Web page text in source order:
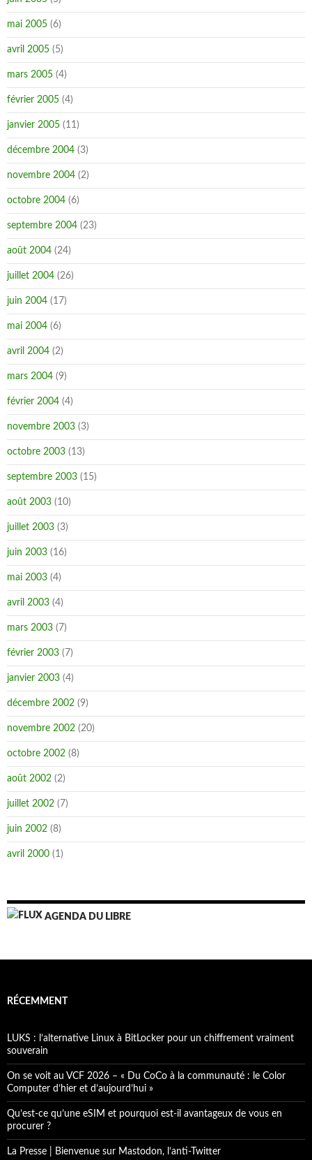
mai 2005 (6)
avril 2005 (5)
mars 2005 (4)
février 2005 (4)
janvier 2005 (11)
décembre 2004 (3)
novembre 2004 (2)
octobre 2004 (6)
septembre 2004 (23)
août 2004 (24)
juillet 2004 (26)
juin 2004 (17)
mai 2004 (6)
avril 2004 (2)
mars 2004 (9)
février 2004 (4)
novembre 2003 (3)
octobre 2003 (13)
septembre 2003 (15)
août 2003 (10)
juillet 2003 (3)
juin 2003 (16)
mai 2003 (4)
avril 2003 (4)
mars 2003 (7)
février 2003 (7)
janvier 2003 (4)
décembre 2002 (9)
novembre 2002 (20)
octobre 2002 (8)
août 2002 (2)
juillet 2002 (7)
juin 2002 (8)
avril 2000 (1)
AGENDA DU LIBRE
RÉCEMMENT
LUKS : l’alternative Linux à BitLocker pour un chiffrement vraiment
souverain
On se voit au VCF 2026 – « Du CoCo à la communauté : le Color
Computer d’hier et d’aujourd’hui »
Qu’est-ce qu’une eSIM et pourquoi est-il avantageux de vous en
procurer ?
La Presse | Bienvenue sur Mastodon, l’anti-Twitter